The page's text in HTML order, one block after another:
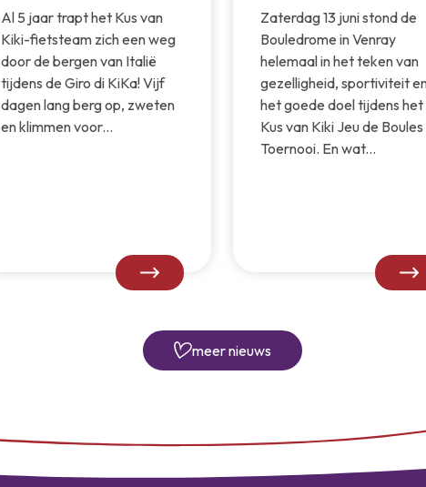
Al 5 jaar trapt het Kus van
Kiki-fietsteam zich een weg
door de bergen van Italië
tijdens de Giro di KiKa! Vijf
dagen lang berg op, zweten
en klimmen voor...
Zaterdag 13 juni stond de
Bouledrome in Venray
helemaal in het teken van
gezelligheid, sportiviteit
het goede doel tijdens het
Kus van Kiki Jeu de Boules
Toernooi. En wat...
meer nieuws